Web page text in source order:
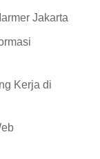
Jakarta
Kerja di